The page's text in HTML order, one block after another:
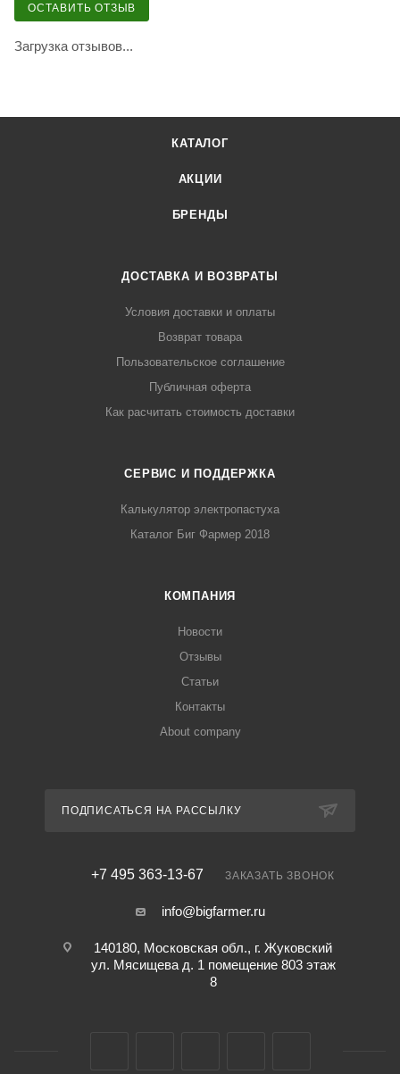
ОСТАВИТЬ ОТЗЫВ
Загрузка отзывов...
КАТАЛОГ
АКЦИИ
БРЕНДЫ
ДОСТАВКА И ВОЗВРАТЫ
Условия доставки и оплаты
Возврат товара
Пользовательское соглашение
Публичная оферта
Как расчитать стоимость доставки
СЕРВИС И ПОДДЕРЖКА
Калькулятор электропастуха
Каталог Биг Фармер 2018
КОМПАНИЯ
Новости
Отзывы
Статьи
Контакты
About company
ПОДПИСАТЬСЯ НА РАССЫЛКУ
+7 495 363-13-67 ЗАКАЗАТЬ ЗВОНОК
info@bigfarmer.ru
140180, Московская обл., г. Жуковский
ул. Мясищева д. 1 помещение 803 этаж
8